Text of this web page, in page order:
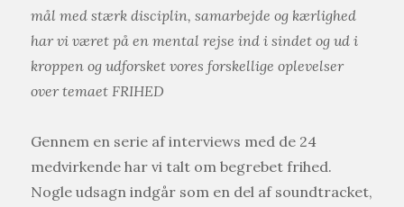
mål med stærk disciplin, samarbejde og kærlighed
har vi været på en mental rejse ind i sindet og ud i
kroppen og udforsket vores forskellige oplevelser
over temaet FRIHED
Gennem en serie af interviews med de 24
medvirkende har vi talt om begrebet frihed.
Nogle udsagn indgår som en del af soundtracket,